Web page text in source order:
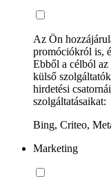
Az Ön
promóciókról is,
Ebből a célból
külső
hirdetési
szolgáltatásaikat:
Bing, Criteo,
Marketing